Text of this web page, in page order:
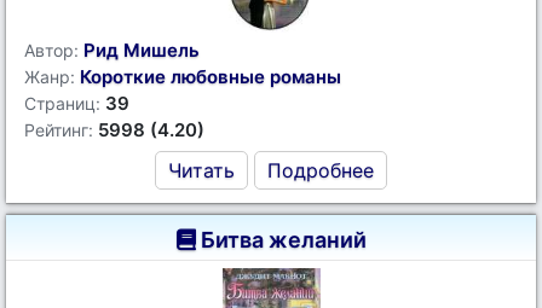
Автор: Рид Мишель
Жанр: Короткие любовные романы
Страниц: 39
Рейтинг: 5998 (4.20)
Читать Подробнее
Битва желаний